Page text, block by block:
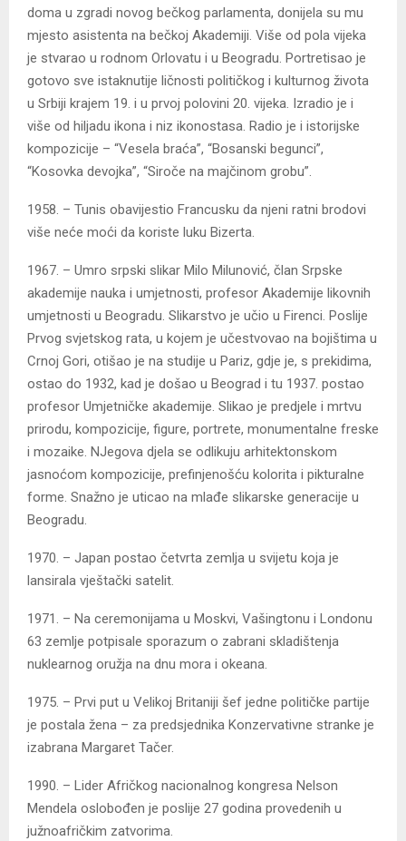
doma u zgradi novog bečkog parlamenta, donijela su mu
mjesto asistenta na bečkoj Akademiji. Više od pola vijeka
je stvarao u rodnom Orlovatu i u Beogradu. Portretisao je
gotovo sve istaknutije ličnosti političkog i kulturnog života
u Srbiji krajem 19. i u prvoj polovini 20. vijeka. Izradio je i
više od hiljadu ikona i niz ikonostasa. Radio je i istorijske
kompozicije – “Vesela braća”, “Bosanski begunci”,
“Kosovka devojka”, “Siroče na majčinom grobu”.
1958. – Tunis obavijestio Francusku da njeni ratni brodovi
više neće moći da koriste luku Bizerta.
1967. – Umro srpski slikar Milo Milunović, član Srpske
akademije nauka i umjetnosti, profesor Akademije likovnih
umjetnosti u Beogradu. Slikarstvo je učio u Firenci. Poslije
Prvog svjetskog rata, u kojem je učestvovao na bojištima u
Crnoj Gori, otišao je na studije u Pariz, gdje je, s prekidima,
ostao do 1932, kad je došao u Beograd i tu 1937. postao
profesor Umjetničke akademije. Slikao je predjele i mrtvu
prirodu, kompozicije, figure, portrete, monumentalne freske
i mozaike. NJegova djela se odlikuju arhitektonskom
jasnoćom kompozicije, prefinjenošću kolorita i pikturalne
forme. Snažno je uticao na mlađe slikarske generacije u
Beogradu.
1970. – Japan postao četvrta zemlja u svijetu koja je
lansirala vještački satelit.
1971. – Na ceremonijama u Moskvi, Vašingtonu i Londonu
63 zemlje potpisale sporazum o zabrani skladištenja
nuklearnog oružja na dnu mora i okeana.
1975. – Prvi put u Velikoj Britaniji šef jedne političke partije
je postala žena – za predsjednika Konzervativne stranke je
izabrana Margaret Tačer.
1990. – Lider Afričkog nacionalnog kongresa Nelson
Mendela oslobođen je poslije 27 godina provedenih u
južnoafričkim zatvorima.